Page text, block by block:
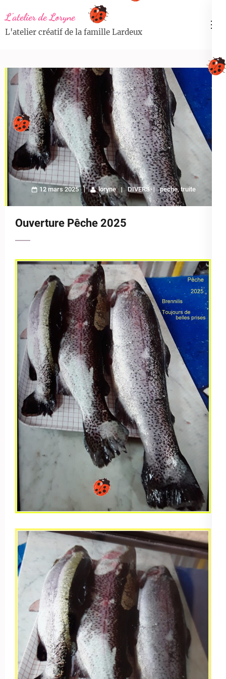
au
contenu
Entrée)
L'atelier de Loryne
L'atelier créatif de la famille Lardeux
12 mars 2025 loryne DIVERS peche,truite
Ouverture Pêche 2025